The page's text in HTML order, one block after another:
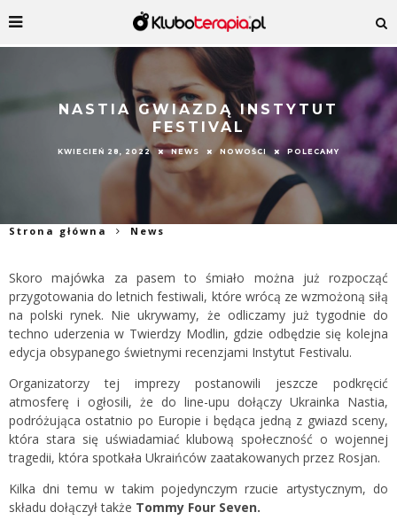
NASTIA GWIAZDĄ INSTYTUT
FESTIVAL
KWIECIEŃ 28, 2022 NEWS NOWOŚCI POLECAMY
Strona główna News
Skoro majówka za pasem to śmiało można już rozpocząć
przygotowania do letnich festiwali, które wrócą ze wzmożoną siłą
na polski rynek. Nie ukrywamy, że odliczamy już tygodnie do
techno uderzenia w Twierdzy Modlin, gdzie odbędzie się kolejna
edycja obsypanego świetnymi recenzjami Instytut Festivalu.
Organizatorzy tej imprezy postanowili jeszcze podkręcić
atmosferę i ogłosili, że do line-upu dołączy Ukrainka Nastia,
podróżująca ostatnio po Europie i będąca jedną z gwiazd sceny,
która stara się uświadamiać klubową społeczność o wojennej
tragedii, która spotkała Ukraińców zaatakowanych przez Rosjan.
Kilka dni temu w takim pojedynczym rzucie artystycznym, do
składu dołączył także Tommy Four Seven.